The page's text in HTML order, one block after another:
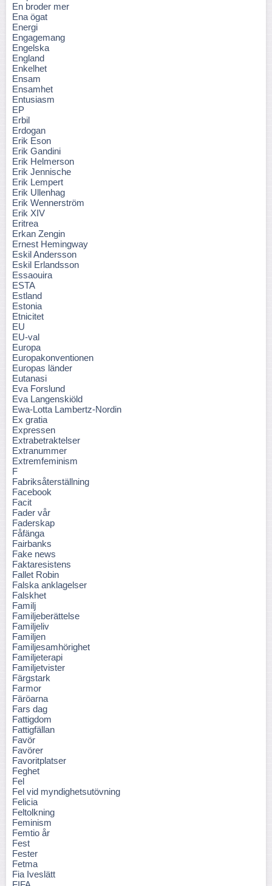
En broder mer
Ena ögat
Energi
Engagemang
Engelska
England
Enkelhet
Ensam
Ensamhet
Entusiasm
EP
Erbil
Erdogan
Erik Eson
Erik Gandini
Erik Helmerson
Erik Jennische
Erik Lempert
Erik Ullenhag
Erik Wennerström
Erik XIV
Eritrea
Erkan Zengin
Ernest Hemingway
Eskil Andersson
Eskil Erlandsson
Essaouira
ESTA
Estland
Estonia
Etnicitet
EU
EU-val
Europa
Europakonventionen
Europas länder
Eutanasi
Eva Forslund
Eva Langenskiöld
Ewa-Lotta Lambertz-Nordin
Ex gratia
Expressen
Extrabetraktelser
Extranummer
Extremfeminism
F
Fabriksåterställning
Facebook
Facit
Fader vår
Faderskap
Fåfänga
Fairbanks
Fake news
Faktaresistens
Fallet Robin
Falska anklagelser
Falskhet
Familj
Familjeberättelse
Familjeliv
Familjen
Familjesamhörighet
Familjeterapi
Familjetvister
Färgstark
Farmor
Färöarna
Fars dag
Fattigdom
Fattigfällan
Favör
Favörer
Favoritplatser
Feghet
Fel
Fel vid myndighetsutövning
Felicia
Feltolkning
Feminism
Femtio år
Fest
Fester
Fetma
Fia Iveslätt